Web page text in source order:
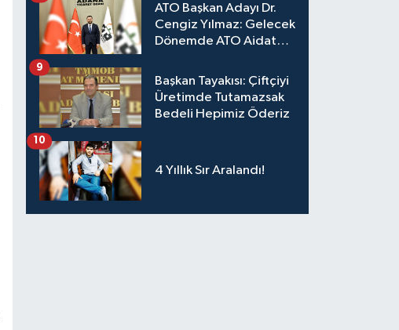
ATO Başkan Adayı Dr.
Cengiz Yılmaz: Gelecek
Dönemde ATO Aidat
Üyelerimize Ve
Adana'ya Yatırılacak
Başkan Tayakısı: Çiftçiyi
Üretimde Tutamazsak
Bedeli Hepimiz Öderiz
9
4 Yıllık Sır Aralandı!
10